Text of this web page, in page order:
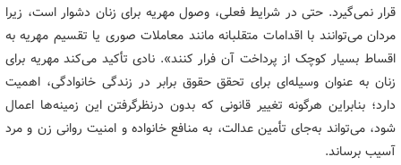
قرار نمی‌گیرد. حتی در شرایط فعلی، وصول مهریه برای زنان دشوار است، زیرا
مردان می‌توانند با اقدامات متقلبانه مانند معاملات صوری یا تقسیم مهریه به
اقساط بسیار کوچک از پرداخت آن فرار کنند». نادی تأکید می‌کند مهریه برای
زنان به عنوان وسیله‌ای برای تحقق حقوق برابر در زندگی خانوادگی، اهمیت
دارد؛ بنابراین هرگونه تغییر قانونی که بدون درنظرگرفتن این زمینه‌ها اعمال
شود، می‌تواند به‌جای تأمین عدالت، به منافع خانواده و امنیت روانی زن و مرد
آسیب برساند.